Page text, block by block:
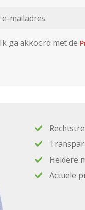
Ik ga akkoord met de
Heldere
Actuele